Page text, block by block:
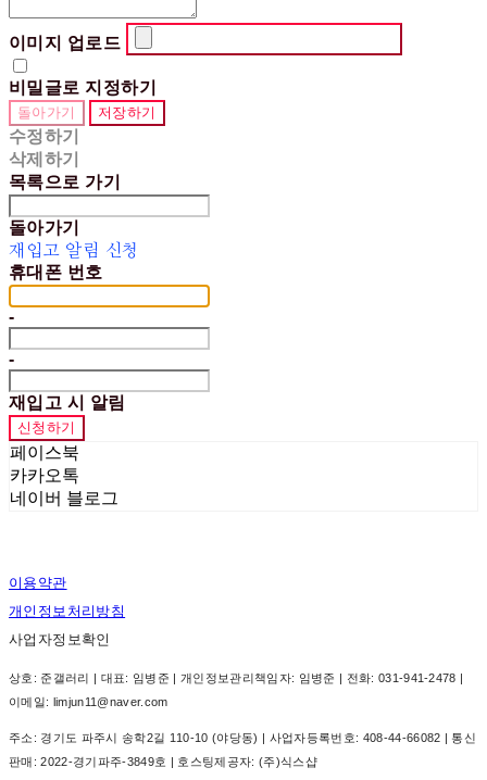
이미지 업로드
비밀글로 지정하기
돌아가기 저장하기
수정하기
삭제하기
목록으로 가기
돌아가기
재입고 알림 신청
휴대폰 번호
-
-
재입고 시 알림
신청하기
페이스북
카카오톡
네이버 블로그
이용약관
개인정보처리방침
사업자정보확인
상호: 준갤러리 | 대표: 임병준 | 개인정보관리책임자: 임병준 | 전화: 031-941-2478 |
이메일: limjun11@naver.com
주소: 경기도 파주시 송학2길 110-10 (야당동) | 사업자등록번호: 408-44-66082 | 통신
판매:2022-경기파주-3849호 | 호스팅제공자: (주)식스샵